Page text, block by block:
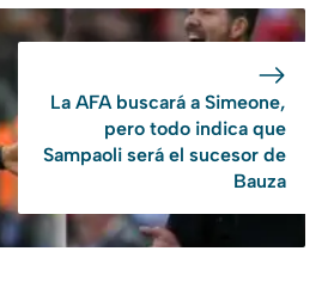
La AFA buscará a Simeone,
pero todo indica que
Sampaoli será el sucesor de
Bauza